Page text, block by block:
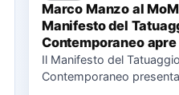
Marco Manzo al
Manifesto del
Contemporaneo
per il collezionismo
Il Manifesto del
Contemporaneo